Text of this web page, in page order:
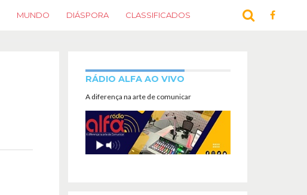
MUNDO DIÁSPORA CLASSIFICADOS
RÁDIO ALFA AO VIVO
A diferença na arte de comunicar